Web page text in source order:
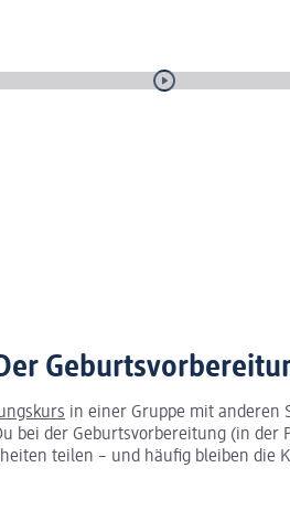
in einer Gruppe mit anderen
bei der Geburtsvorbereitung (in
teilen – und häufig bleiben die